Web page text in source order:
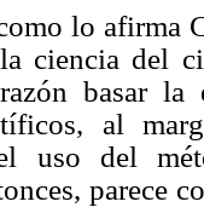
lo afirma
la ciencia del
basar la
al
uso del
parece